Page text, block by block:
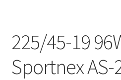
225/45-19
Sportnex AS-